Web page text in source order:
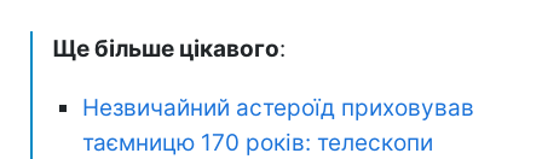
Ще більше цікавого:
Незвичайний астероїд приховував
таємницю 170 років: телескопи